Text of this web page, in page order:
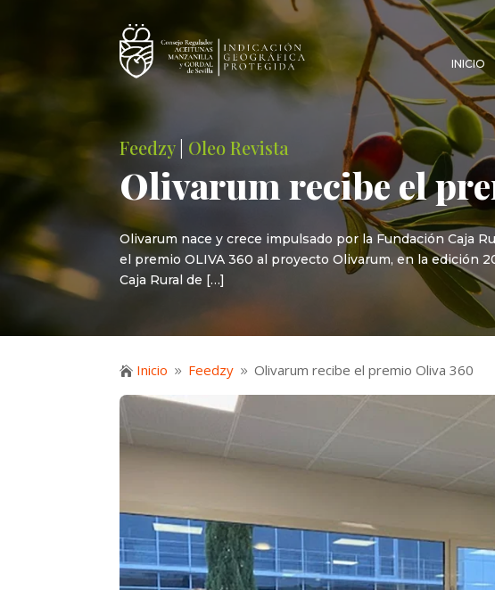
INICIO
Feedzy| Oleo Revista
Olivarum recibe el
Olivarum nace y crece impulsado por la Fundación Caja
el premio OLIVA 360 al proyecto Olivarum, en la edición
Caja Rural de […]
 Inicio 9 Feedzy 9 Olivarum recibe el premio Oliva 360